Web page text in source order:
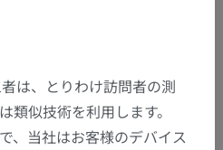
がありますか？
The Unity of Form and Function
は、とりわけ訪問者の測
類似技術を利用します。
、当社はお客様のデバイス